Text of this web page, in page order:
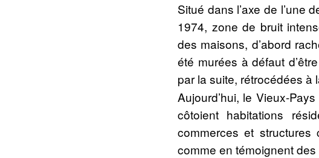
Situé dans l’axe de l’une
1974, zone de bruit
des maisons, d’abord
été murées à défaut
par la suite, rétrocédées à
Aujourd’hui, le Vieux-
côtoient habitations
commerces et
comme en témoignent